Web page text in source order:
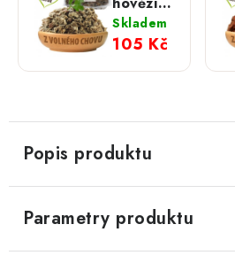
neprané
pro psy
a kočky
500 g
Skladem
105 Kč
Popis produktu
Parametry produktu